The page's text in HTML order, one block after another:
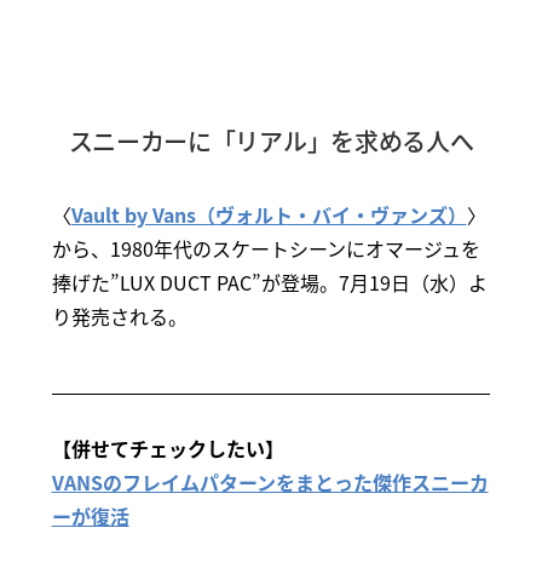
スニーカーに「リアル」を求める人へ
〈Vault by Vans（ヴォルト・バイ・ヴァンズ） 〉
から、1980年代のスケートシーンにオマージュを
捧げた”LUX DUCT PAC”が登場。7月19日（水）よ
り発売される。
【併せてチェックしたい】
VANSのフレイムパターンをまとった傑作スニーカ
ーが復活